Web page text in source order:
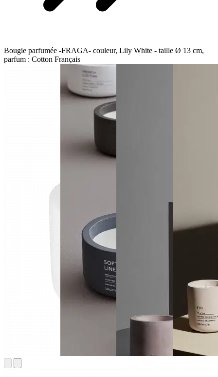
Bougie parfumée -FRAGA- couleur, Lily White - taille Ø 13 cm,
parfum : Cotton Français